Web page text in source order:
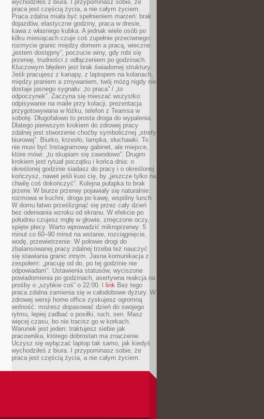
wychodziłeś z biura. I przypominasz sobie, że
praca jest częścią życia, a nie całym życiem.
Praca zdalna miała być spełnieniem marzeń: brak
dojazdów, elastyczne godziny, praca w dresie,
kawa z własnego kubka. A jednak wiele osób po
kilku miesiącach czuje coś zupełnie przeciwnego:
rozmycie granic między domem a pracą, wieczne
„jestem dostępny”, poczucie winy, gdy robi się
przerwę, trudności z odłączeniem po godzinach.
Kluczowym błędem jest brak świadomej struktury.
Jeśli pracujesz z kanapy, z laptopem na kolanach,
między praniem a zmywaniem, twój mózg nigdy nie
dostaje jasnego sygnału: „to praca” / „to
odpoczynek”. Zaczyna się mieszać wszystko:
odpisywanie na maile przy kolacji, prezentacja
przygotowywana w łóżku, telefon z Teamsa w
sobotę. Długofalowo to prosta droga do wypalenia.
Dlatego pierwszym krokiem do zdrowej pracy
zdalnej jest stworzenie choćby symbolicznej „strefy
biurowej”. Biurko, krzesło, lampka, słuchawki. To
nie musi być Instagramowy gabinet, ale miejsce,
które mówi: „tu skupiam się zawodowo”. Drugim
krokiem jest rytuał początku i końca dnia: o
określonej godzinie siadasz do pracy i o określonej
kończysz, nawet jeśli kusi cię, by „jeszcze tylko na
chwilę coś dokończyć”. Kolejna pułapka to brak
przerw. W biurze przerwy pojawiały się naturalnie:
rozmowa w kuchni, droga po kawę, wspólny lunch.
W domu łatwo prześlizgnąć się przez cały dzień
bez oderwania wzroku od ekranu. W efekcie po
południu czujesz mgłę w głowie, zmęczone oczy,
spięte plecy. Warto wprowadzić mikroprzerwy: 5
minut co 60–90 minut na wstanie, rozciągnięcie,
wodę, przewietrzenie. W połowie drogi do
zbalansowanej pracy zdalnej trzeba też nauczyć
się stawiania granic innym. Jasna komunikacja z
zespołem: „pracuję od do, po tej godzinie nie
odpowiadam”. Ustawienia statusów, wyciszone
powiadomienia po godzinach, asertywna reakcja na
prośby o „szybkie coś” o 22:00. l
link Bez tego
praca zdalna zamienia się w całodobowe dyżury. W
zdrowej wersji home office zyskujesz ogromną
wolność: możesz dopasować dzień do swojego
rytmu, lepiej zadbać o posiłki, ruch, sen. Masz
więcej czasu, bo nie tracisz go w korkach.
Warunek jest jeden: traktujesz siebie jak
pracownika, którego dobrostan ma znaczenie.
Uczysz się wyłączać laptop tak samo, jak kiedyś
wychodziłeś z biura. I przypominasz sobie, że
praca jest częścią życia, a nie całym życiem.